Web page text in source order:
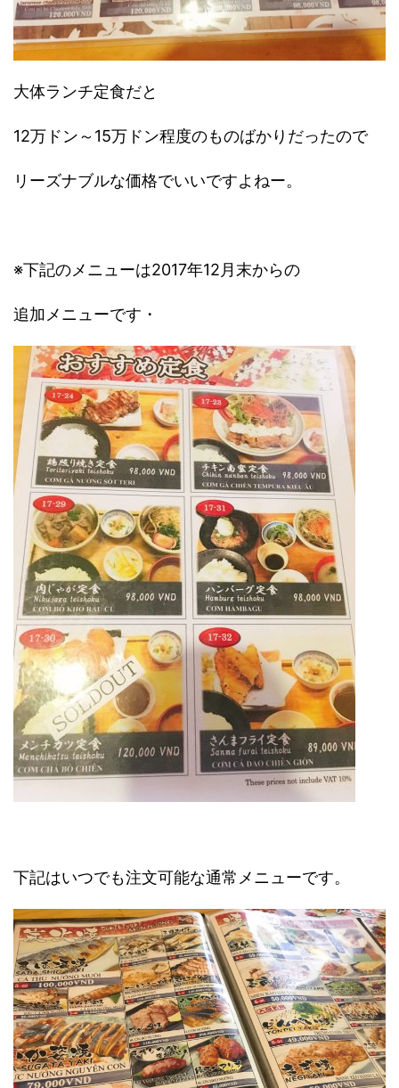
大体ランチ定食だと
12万ドン～15万ドン程度のものばかりだったので
リーズナブルな価格でいいですよねー。
※下記のメニューは2017年12月末からの
追加メニューです・
下記はいつでも注文可能な通常メニューです。